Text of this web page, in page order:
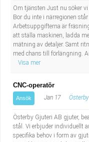
Lärare i
Om tjänsten Just nu söker
Bor du inte i närregionen
Arbetsuppgifterna är
att ställa maskinen, ladda
mätning av detaljer. Samt
med chans till förlängning.
Visa mer
CNC-operatör
Ansök Jan 17
Österby Gjuteri AB gjuter,
stål. Vi erbjuder individuellt
specifika behov i form av